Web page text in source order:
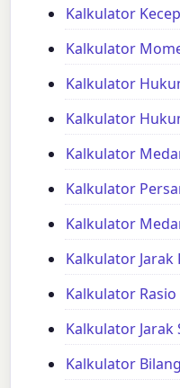
Kalkulator
Kalkulator
Kalkulator
Kalkulator
Kalkulator
Kalkulator
Kalkulator
Kalkulator Jarak
Kalkulator
Kalkulator
Kalkulator